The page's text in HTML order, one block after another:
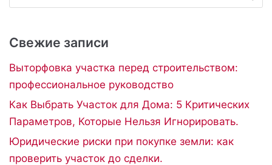
Свежие записи
Выторфовка участка перед строительством:
профессиональное руководство
Как Выбрать Участок для Дома: 5 Критических
Параметров, Которые Нельзя Игнорировать.
Юридические риски при покупке земли: как
проверить участок до сделки.